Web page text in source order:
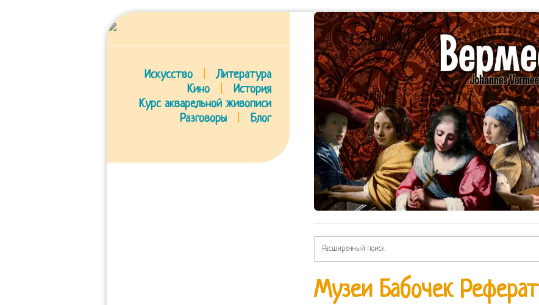
Искусство
Литература
Кино
История
Курс акварельной живописи
Разговоры
Блог
Музеи Бабочек Реферат